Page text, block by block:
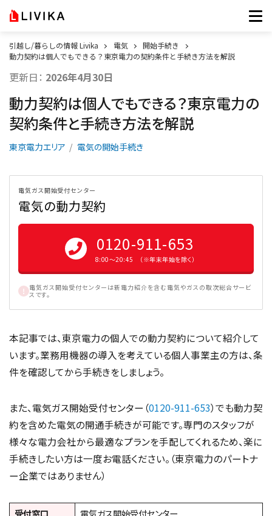
引越し/暮らしの情報 Livika 電気
開始手続き
動力契約は個人でもできる？東京電力の契約条件と手続き方法を解説
更新日： 2026年4月30日
動力契約は個人でもできる？東京電力の
契約条件と手続き方法を解説
東京電力エリア 電気の開始手続き
電気ガス開始受付センター
電気の動力契約
0120-911-653
8:00〜20:45 （※年末年始を除く）
電気ガス開始受付センターは新電力紹介を含む電気やガスの取次総合サービ
スです。
本記事では、東京電力の個人での動力契約について紹介して
います。業務用機器の導入を考えている個人事業主の方は、条
件を確認してから手続きをしましょう。
また、電気ガス開始受付センター（0120-911-653）でも動力契
約を含めた電気の開通手続きが可能です。専門のスタッフが
様々な電力会社から最適なプランを手配してくれるため、楽に
手続きしたい方は一度お電話ください。（東京電力のパートナ
ー企業ではありません）
受付窓口
電気ガス開始受付センター